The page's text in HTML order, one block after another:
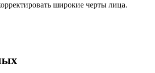
широкие черты лица.